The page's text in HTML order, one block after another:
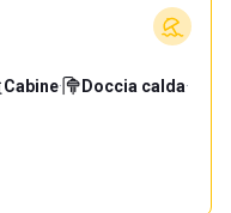
Cabine· Doccia calda·